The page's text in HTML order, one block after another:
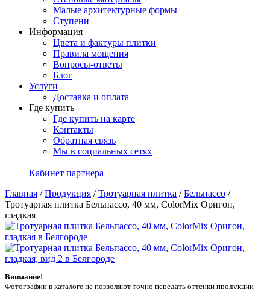
Малые архитектурные формы
Ступени
Информация
Цвета и фактуры плитки
Правила мощения
Вопросы-ответы
Блог
Услуги
Доставка и оплата
Где купить
Где купить на карте
Контакты
Обратная связь
Мы в социальных сетях
Кабинет партнера
Главная /Продукция /Тротуарная плитка /Бельпассо /
Тротуарная плитка Бельпассо, 40 мм, ColorMix Оригон,
гладкая
Внимание!
Фотографии в каталоге не позволяют точно передать оттенки продукции